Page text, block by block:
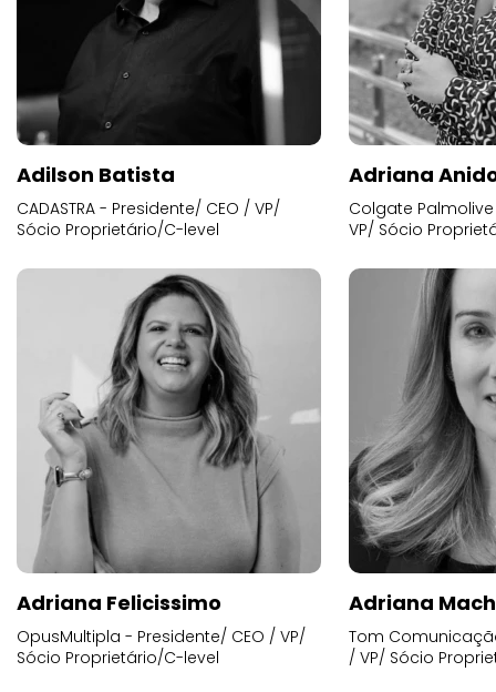
Adilson Batista
CADASTRA - Presidente/ CEO / VP/
Sócio Proprietário/C-level
Adriana
Colgate
VP/ Sócio
Adriana Felicissimo
OpusMultipla - Presidente/ CEO / VP/
Sócio Proprietário/C-level
Adriana
Tom
/ VP/ Sócio